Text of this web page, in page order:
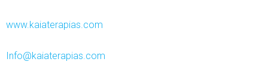
www.kaiaterapias.com
Info@kaiaterapias.com